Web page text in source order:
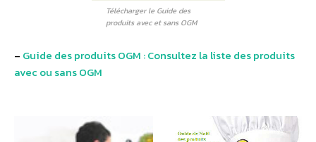
Télécharger le Guide des
produits avec et sans OGM
– Guide des produits OGM : Consultez la liste des produits
avec ou sans OGM